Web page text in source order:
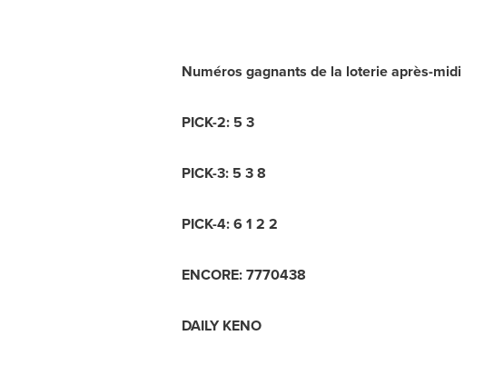
Numéros gagnants de la loterie après-midi
PICK-2: 5 3
PICK-3: 5 3 8
PICK-4: 6 1 2 2
ENCORE: 7770438
DAILY KENO